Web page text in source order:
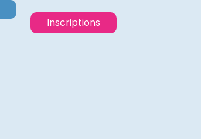
Inscriptions